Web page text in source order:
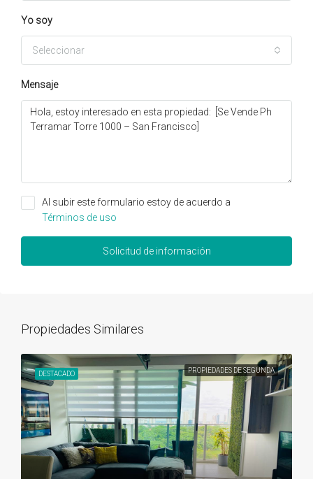
Yo soy
Seleccionar
Mensaje
Al subir este formulario estoy de acuerdo a
Términos de uso
Solicitud de información
Propiedades Similares
DESTACADO PROPIEDADES DE SEGUNDA